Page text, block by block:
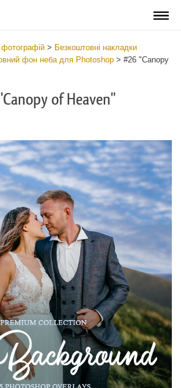
> Безкоштовні накладки
фон неба для Photoshop > #26 "Canopy
of Heaven"
Please select
#26